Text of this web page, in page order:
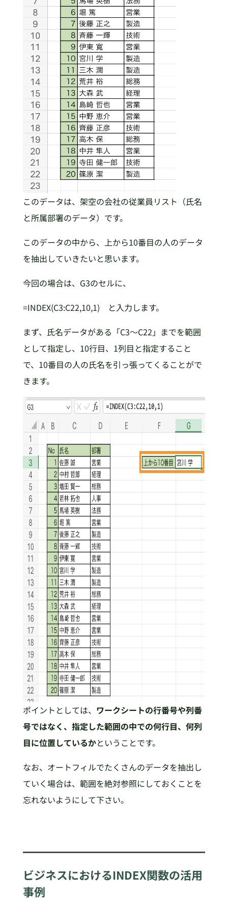
このデータは、架空の会社の従業員リスト（氏名
と所属部署のデータ）です。
このデータの中から、上から10番目の人のデータ
を抽出していきたいと思います。
今回の場合は、G3のセルに、
=INDEX(C3:C22,10,1) と入力します。
まず、氏名データがある「C3～C22」までを範囲
として指定し、10行目、1列目と指定すること
で、10番目の人の氏名を引っ張ってくることがで
きます。
ポイントとしては、 ワークシートの行番号や列番
号ではなく、指定した範囲の中での何行目、何列
目に位置しているかということです。
なお、オートフィルでたくさんのデータを抽出し
ていく場合は、範囲を絶対参照にしておくことを
忘れないようにして下さい。
ビジネスにおけるINDEX関数の活用
事例